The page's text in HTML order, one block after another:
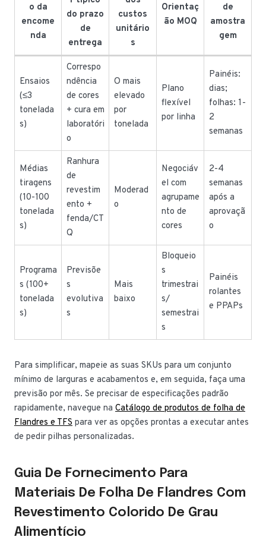
o da
encome
nda
do prazo
de
entrega
custos
unitário
s
Orientaç
ão MOQ
de
amostra
gem
Ensaios
(≤3
tonelada
s)
Correspo
ndência
de cores
+ cura em
laboratóri
o
O mais
elevado
por
tonelada
Plano
flexível
por linha
Painéis:
dias;
folhas: 1-
2
semanas
Médias
tiragens
(10-100
tonelada
s)
Ranhura
de
revestim
ento +
fenda/CT
Q
Moderad
o
Negociáv
el com
agrupame
nto de
cores
2-4
semanas
após a
aprovaçã
o
Programa
s (100+
tonelada
s)
Previsõe
s
evolutiva
s
Mais
baixo
Bloqueio
s
trimestrai
s/
semestrai
s
Painéis
rolantes
e PPAPs
Para simplificar, mapeie as suas SKUs para um conjunto
mínimo de larguras e acabamentos e, em seguida, faça uma
previsão por mês. Se precisar de especificações padrão
rapidamente, navegue na Catálogo de produtos de folha de
Flandres e TFS para ver as opções prontas a executar antes
de pedir pilhas personalizadas.
Guia De Fornecimento Para
Materiais De Folha De Flandres Com
Revestimento Colorido De Grau
Alimentício